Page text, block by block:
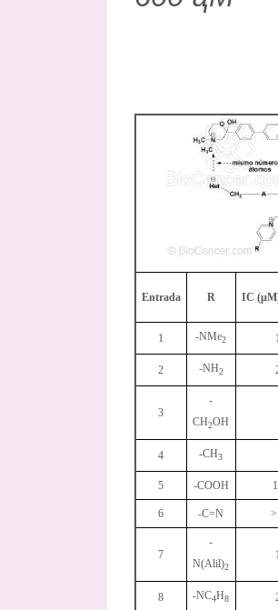
Entrada R IC
1 -NMe2
2 -NH2
3
-
CH2OH
4 -CH3
5 -COOH
6 -C=N
7
-
N(Alil)2
8 -NC4H8